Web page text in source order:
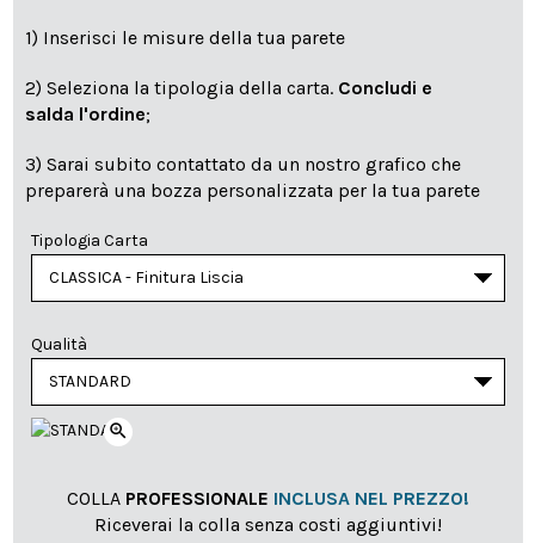
1) Inserisci le misure della tua parete
2) Seleziona la tipologia della carta. Concludi e
salda l'ordine;
3) Sarai subito contattato da un nostro grafico che
preparerà una bozza personalizzata per la tua parete
Tipologia Carta
Qualità
zoom_in
COLLA PROFESSIONALE INCLUSA NEL PREZZO!
Riceverai la colla senza costi aggiuntivi!